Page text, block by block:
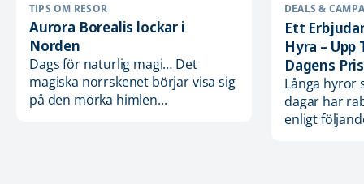
TIPS OM RESOR
Aurora Borealis lockar i
Norden
Dags för naturlig magi… Det
magiska norrskenet börjar visa sig
på den mörka himlen...
DEALS &
Ett
Hyra – Upp
Dagens
Långa hyror
dagar har
enligt